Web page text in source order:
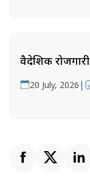
वैदेशिक
20 July, 2026 |